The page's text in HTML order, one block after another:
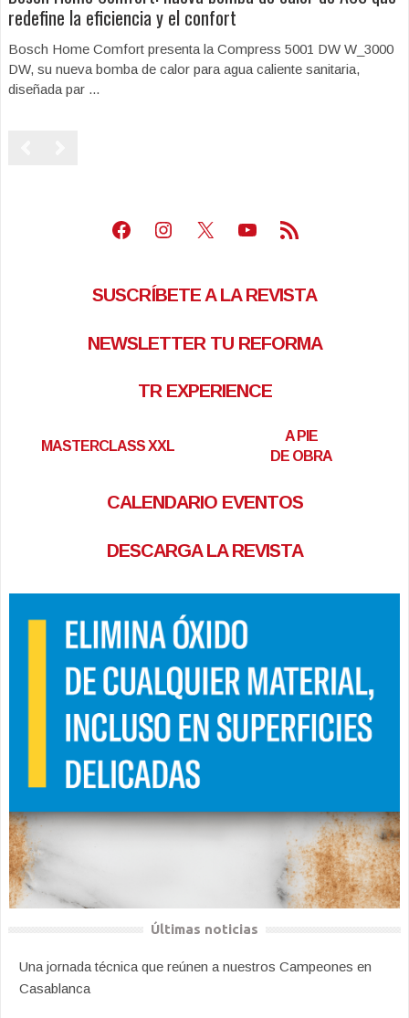
redefine la eficiencia y el confort
Bosch Home Comfort presenta la Compress 5001 DW W_3000
DW, su nueva bomba de calor para agua caliente sanitaria,
diseñada par ...
Facebook
Instagram
X Youtube
Feed RSS
SUSCRÍBETE A LA REVISTA
NEWSLETTER TU REFORMA
TR EXPERIENCE
MASTERCLASS XXL
A PIE
DE OBRA
CALENDARIO EVENTOS
DESCARGA LA REVISTA
Últimas noticias
Una jornada técnica que reúnen a nuestros Campeones en
Casablanca